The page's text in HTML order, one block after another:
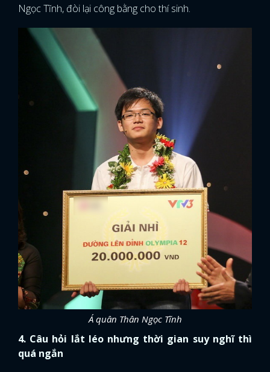
Ngọc Tĩnh, đòi lại công bằng cho thí sinh.
Á quân Thân Ngọc Tĩnh
4. Câu hỏi lắt léo nhưng thời gian suy nghĩ thì
quá ngắn